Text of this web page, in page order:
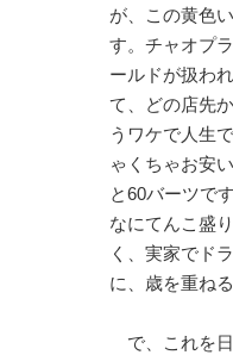
が、この黄色
す。チャオプ
ールドが扱わ
て、どの店先
うワケで人生
ゃくちゃお安
と60バーツで
なにてんこ盛
く、実家でド
に、歳を重ね
で、これを